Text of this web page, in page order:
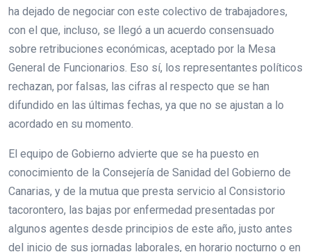
ha dejado de negociar con este colectivo de trabajadores,
con el que, incluso, se llegó a un acuerdo consensuado
sobre retribuciones económicas, aceptado por la Mesa
General de Funcionarios. Eso sí, los representantes políticos
rechazan, por falsas, las cifras al respecto que se han
difundido en las últimas fechas, ya que no se ajustan a lo
acordado en su momento.
El equipo de Gobierno advierte que se ha puesto en
conocimiento de la Consejería de Sanidad del Gobierno de
Canarias, y de la mutua que presta servicio al Consistorio
tacorontero, las bajas por enfermedad presentadas por
algunos agentes desde principios de este año, justo antes
del inicio de sus jornadas laborales, en horario nocturno o en